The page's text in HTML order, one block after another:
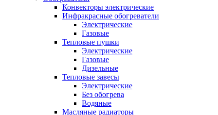
Конвекторы электрические
Инфракрасные обогреватели
Электрические
Газовые
Тепловые пушки
Электрические
Газовые
Дизельные
Тепловые завесы
Электрические
Без обогрева
Водяные
Масляные радиаторы